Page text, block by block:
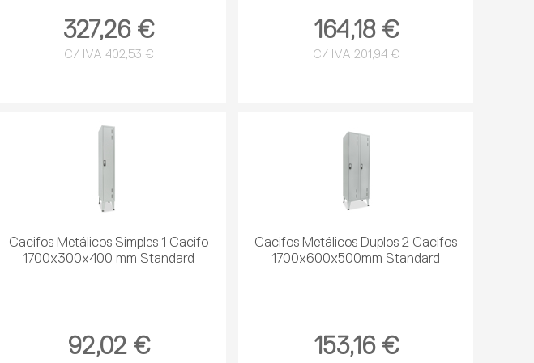
327,26 €
C/ IVA 402,53 €
164,18 €
C/ IVA 201,94 €
Cacifos Metálicos Simples 1 Cacifo
1700x300x400 mm Standard
92,02 €
Cacifos Metálicos Duplos 2 Cacifos
1700x600x500mm Standard
153,16 €